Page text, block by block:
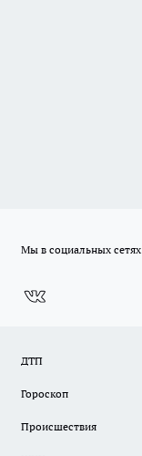
Мы в социальных сетях
ДТП
Гороскоп
Происшествия